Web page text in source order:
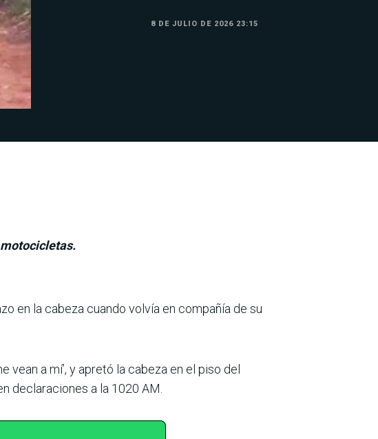
8 DE JULIO DE 2026 23:15
en la cabeza cuando volvía en compañía de su
vean a mí’, y apretó la cabeza en el piso del
declaraciones a la 1020 AM.